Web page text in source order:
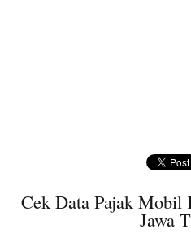
Cek Data Pajak Mobil
Jawa